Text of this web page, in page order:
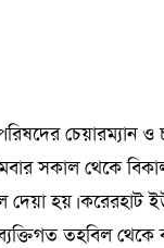
চেয়ারম্যান ও
সকাল থেকে বিকাল
হয়। করেরহাট
তহবিল